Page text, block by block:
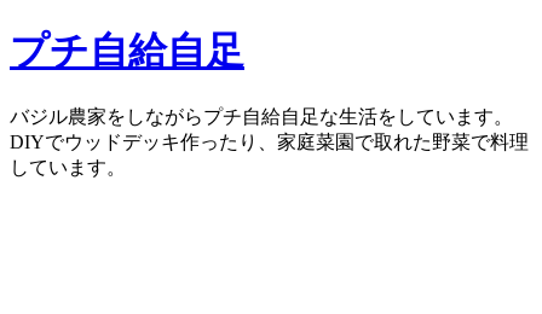
コ
ン
ン
ツ
へ
プチ自給自足
バジル農家をしながらプチ自給自足な生活をしています。
DIYでウッドデッキ作ったり、家庭菜園で取れた野菜で料理
しています。